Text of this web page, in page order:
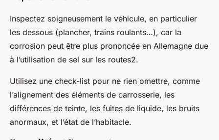
Inspectez soigneusement le véhicule, en particulier
les dessous (plancher, trains roulants…), car la
corrosion peut être plus prononcée en Allemagne due
à l’utilisation de sel sur les routes2.
Utilisez une check-list pour ne rien omettre, comme
l’alignement des éléments de carrosserie, les
différences de teinte, les fuites de liquide, les bruits
anormaux, et l’état de l’habitacle.